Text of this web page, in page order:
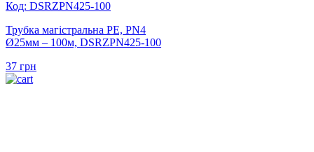
Код: DSRZPN425-100
Трубка магістральна PE, PN4
Ø25мм – 100м, DSRZPN425-100
37 грн